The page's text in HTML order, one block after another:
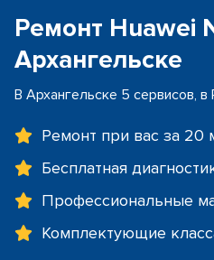
Ремонт Huawei
Архангельске
В Архангельске 5 сервисов,
Ремонт при вас за 20
Бесплатная
Профессиональные
Комплектующие